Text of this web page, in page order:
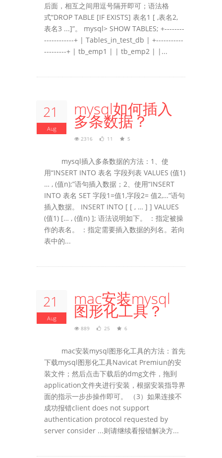
后面，相互之间用逗号隔开即可；语法格
式“DROP TABLE [IF EXISTS] 表名1 [ ,表名2,
表名3 ...]”。 mysql> SHOW TABLES; +--------
------------+ | Tables_in_test_db | +-----------
---------+ | tb_emp1 | | tb_emp2 | |...
21
Aug
mysql如何插入
多条数据？
2316 11 5
mysql插入多条数据的方法：1、使
用“INSERT INTO 表名 字段列表 VALUES (值1)
… , (值n);”语句插入数据；2、使用“INSERT
INTO 表名 SET 字段1=值1,字段2= 值2,…”语句
插入数据。 INSERT INTO [ [ , … ] ] VALUES
(值1) [… , (值n) ]; 语法说明如下。 ：指定被操
作的表名。 ：指定需要插入数据的列名。若向
表中的...
21
Aug
mac安装mysql
图形化工具？
889 25 6
mac安装mysql图形化工具的方法：首先
下载mysql图形化工具Navicat Premiun的安
装文件；然后点击下载后的dmg文件，拖到
application文件夹进行安装，根据安装指导界
面的指示一步步操作即可。 （3）如果连接不
成功报错client does not support
authentication protocol requested by
server consider ...则请继续看报错解决方...